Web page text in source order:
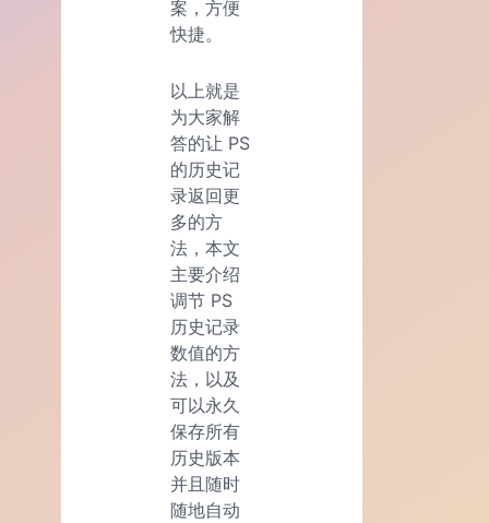
案，方便
快捷。
以上就是
为大家解
答的让 PS
的历史记
录返回更
多的方
法，本文
主要介绍
调节 PS
历史记录
数值的方
法，以及
可以永久
保存所有
历史版本
并且随时
随地自动